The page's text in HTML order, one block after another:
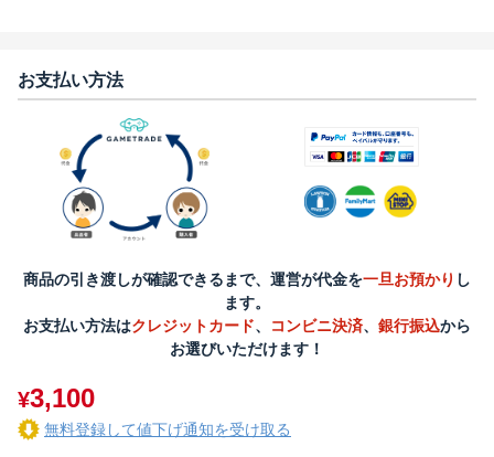
お支払い方法
商品の引き渡しが確認できるまで、運営が代金を一旦お預かり し
ます。
お支払い方法はクレジットカード、 コンビニ決済、 銀行振込から
お選びいただけます！
¥3,100
無料登録して値下げ通知を受け取る